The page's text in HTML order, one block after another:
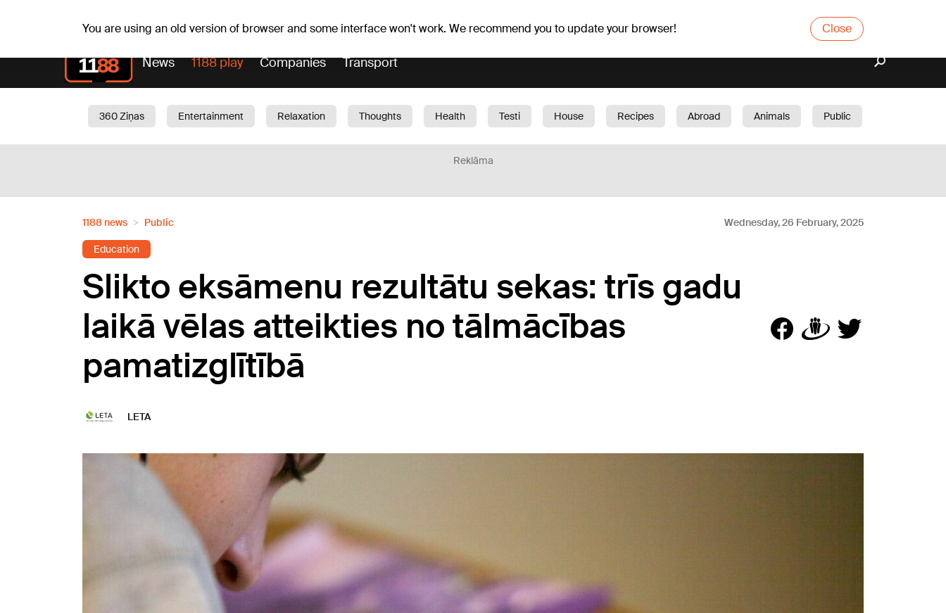
You are using an old version of browser and some interface won't work. We recommend you to update your browser! Close
News 1188 play Companies Transport
360 Ziņas Entertainment Relaxation Thoughts Health Testi House Recipes Abroad Animals
Public
Reklāma
1188 news Public Wednesday, 26 February, 2025
Education
Slikto eksāmenu rezultātu sekas: trīs gadu
laikā vēlas atteikties no tālmācības
pamatizglītībā
LETA